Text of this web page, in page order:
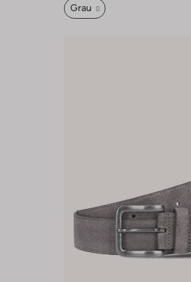
Grau